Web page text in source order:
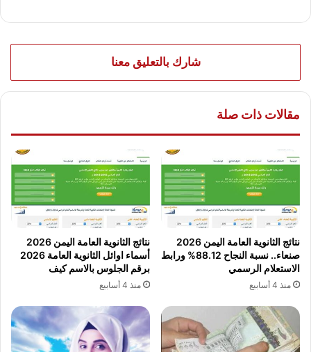
شارك بالتعليق معنا
مقالات ذات صلة
نتائج الثانوية العامة اليمن 2026
صنعاء.. نسبة النجاح 88.12% ورابط
الاستعلام الرسمي
منذ 4 أسابيع
نتائج الثانوية العامة اليمن 2026
أسماء اوائل الثانوية العامة 2026
برقم الجلوس بالاسم كيف
منذ 4 أسابيع